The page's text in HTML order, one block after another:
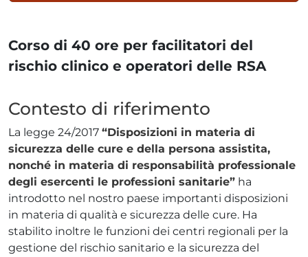
Corso di 40 ore per facilitatori del
rischio clinico e operatori delle RSA
Contesto di riferimento
La legge 24/2017 “Disposizioni in materia di
sicurezza delle cure e della persona assistita,
nonché in materia di responsabilità professionale
degli esercenti le professioni sanitarie” ha
introdotto nel nostro paese importanti disposizioni
in materia di qualità e sicurezza delle cure. Ha
stabilito inoltre le funzioni dei centri regionali per la
gestione del rischio sanitario e la sicurezza del